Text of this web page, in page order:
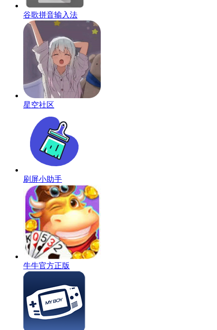
谷歌拼音输入法
星空社区
刷屏小助手
牛牛官方正版